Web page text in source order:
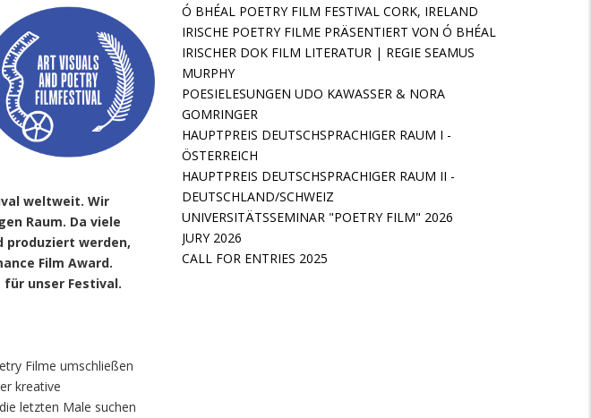
weltweit. Wir
Raum. Da viele
produziert werden,
Film Award.
unser Festival.
Filme umschließen
kreative
letzten Male suchen
Ó BHÉAL POETRY FILM FESTIVAL CORK, IRELAND
IRISCHE POETRY FILME PRÄSENTIERT VON Ó BHÉAL
IRISCHER DOK FILM LITERATUR | REGIE SEAMUS
MURPHY
POESIELESUNGEN UDO KAWASSER & NORA
GOMRINGER
HAUPTPREIS DEUTSCHSPRACHIGER RAUM I -
ÖSTERREICH
HAUPTPREIS DEUTSCHSPRACHIGER RAUM II -
DEUTSCHLAND/SCHWEIZ
UNIVERSITÄTSSEMINAR "POETRY FILM" 2026
JURY 2026
CALL FOR ENTRIES 2025